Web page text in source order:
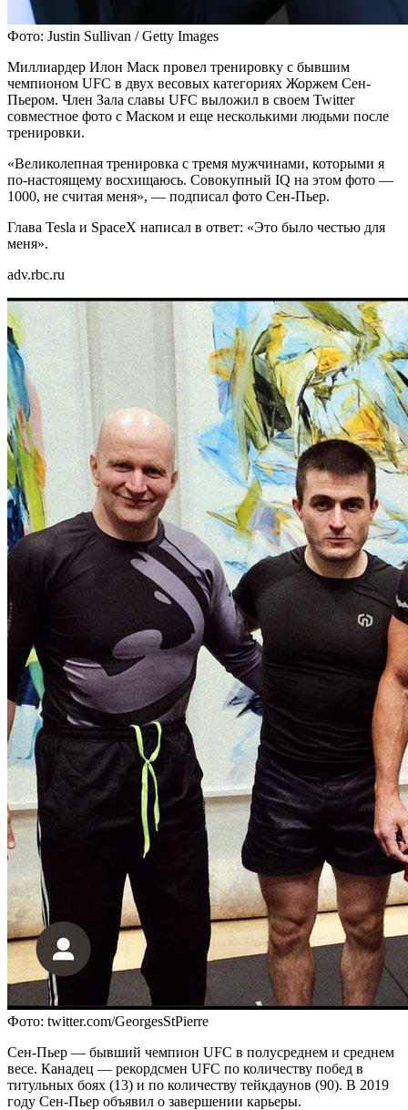
Фото: Justin Sullivan / Getty Images
Миллиардер Илон Маск провел тренировку с бывшим
чемпионом UFC в двух весовых категориях Жоржем Сен-
Пьером. Член Зала славы UFC выложил в своем Twitter
совместное фото с Маском и еще несколькими людьми после
тренировки.
«Великолепная тренировка с тремя мужчинами, которыми я
по-настоящему восхищаюсь. Совокупный IQ на этом фото —
1000, не считая меня», — подписал фото Сен-Пьер.
Глава Tesla и SpaceX написал в ответ: «Это было честью для
меня».
adv.rbc.ru
Фото: twitter.com/GeorgesStPierre
Сен-Пьер — бывший чемпион UFC в полусреднем и среднем
весе. Канадец — рекордсмен UFC по количеству побед в
титульных боях (13) и по количеству тейкдаунов (90). В 2019
году Сен-Пьер объявил о завершении карьеры.